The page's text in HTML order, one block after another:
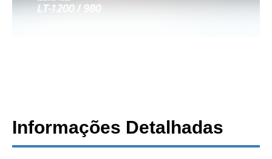
Informações Detalhadas